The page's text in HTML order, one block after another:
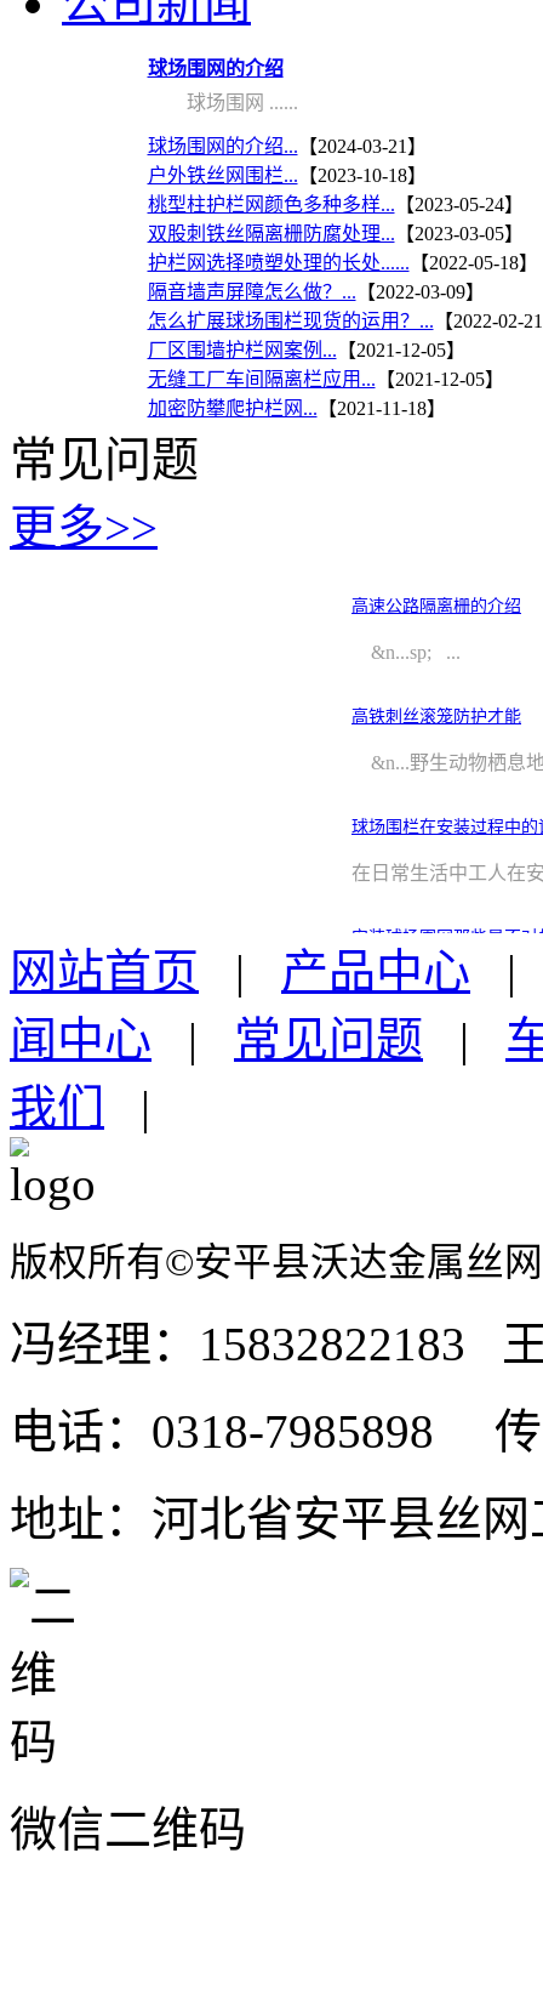
球场围网的介绍
球场围网 ......
球场围网的介绍... 【2024-03-21】
户外铁丝网围栏... 【2023-10-18】
桃型柱护栏网颜色多种多样... 【2023-05-24】
双股刺铁丝隔离栅防腐处理... 【2023-03-05】
护栏网选择喷塑处理的长处...... 【2022-05-18】
隔音墙声屏障怎么做？... 【2022-03-09】
怎么扩展球场围栏现货的运用？... 【2022-02-
厂区围墙护栏网案例... 【2021-12-05】
无缝工厂车间隔离栏应用... 【2021-12-05】
加密防攀爬护栏网... 【2021-11-18】
常见问题
更多>>
高速公路隔离栅的介绍
&n...sp; ...
高铁刺丝滚笼防护才能
&n...野生动物栖息
球场围栏在安装过程中的
在日常生活中工人在
安装球场围网那些是不对
&nb...除用于园林绿
圈地铁丝网围栏
公路护栏安装工序流程
&nb...筑。 ...
焊接网隔离栅哪些原
网站首页 | 产品中心
闻中心 | 常见问题 |
我们
|
版权所有©安平县沃达金属丝
冯经理：15832822183
电话：0318-7985898 传
地址：河北省安平县丝
微信二维码